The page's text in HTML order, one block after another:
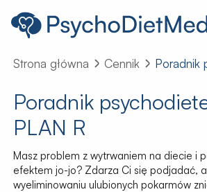
Strona główna Cennik
Poradnik
PLAN R
Masz problem z wytrwaniem na diecie i
efektem jo-jo? Zdarza Ci się podjadać,
wyeliminowaniu ulubionych pokarmów